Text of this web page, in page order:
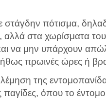
στάγδην πότισμα,
αλλά στα χωρίσματα
να μην υπάρχουν
πρωινές ώρες ή
της
παγίδες, όπου το